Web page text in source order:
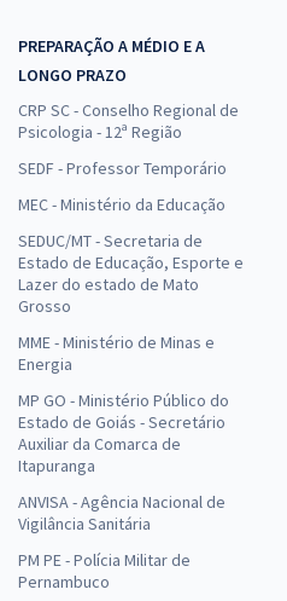
PREPARAÇÃO A MÉDIO E A
LONGO PRAZO
CRP SC - Conselho Regional de
Psicologia - 12ª Região
SEDF - Professor Temporário
MEC - Ministério da Educação
SEDUC/MT - Secretaria de
Estado de Educação, Esporte e
Lazer do estado de Mato
Grosso
MME - Ministério de Minas e
Energia
MP GO - Ministério Público do
Estado de Goiás - Secretário
Auxiliar da Comarca de
Itapuranga
ANVISA - Agência Nacional de
Vigilância Sanitária
PM PE - Polícia Militar de
Pernambuco